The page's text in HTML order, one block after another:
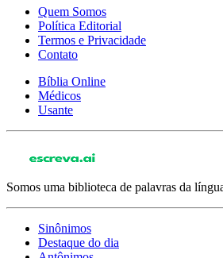
Quem Somos
Política Editorial
Termos e Privacidade
Contato
Bíblia Online
Médicos
Usante
Somos uma biblioteca de palavras da
Sinônimos
Destaque do dia